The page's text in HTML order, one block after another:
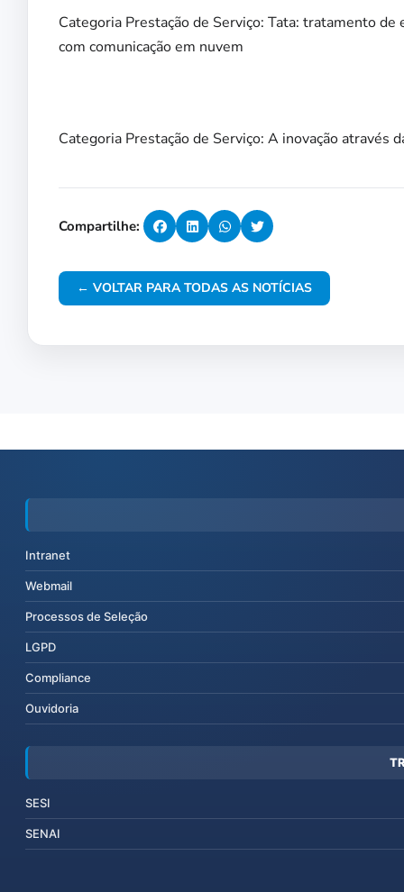
Categoria Prestação de Serviço: Tata: tratamento
com comunicação em nuvem
Categoria Prestação de Serviço: A inovação através
Compartilhe:
← VOLTAR PARA TODAS AS NOTÍCIAS
Intranet
Webmail
Processos de Seleção
LGPD
Compliance
Ouvidoria
SESI
SENAI